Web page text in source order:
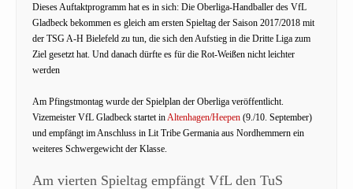
Dieses Auftaktprogramm hat es in sich: Die Oberliga-Handballer des VfL
Gladbeck bekommen es gleich am ersten Spieltag der Saison 2017/2018 mit
der TSG A-H Bielefeld zu tun, die sich den Aufstieg in die Dritte Liga zum
Ziel gesetzt hat. Und danach dürfte es für die Rot-Weißen nicht leichter
werden
Am Pfingstmontag wurde der Spielplan der Oberliga veröffentlicht.
Vizemeister VfL Gladbeck startet in Altenhagen/Heepen (9./10. September)
und empfängt im Anschluss in Lit Tribe Germania aus Nordhemmern ein
weiteres Schwergewicht der Klasse.
Am vierten Spieltag empfängt VfL den TuS